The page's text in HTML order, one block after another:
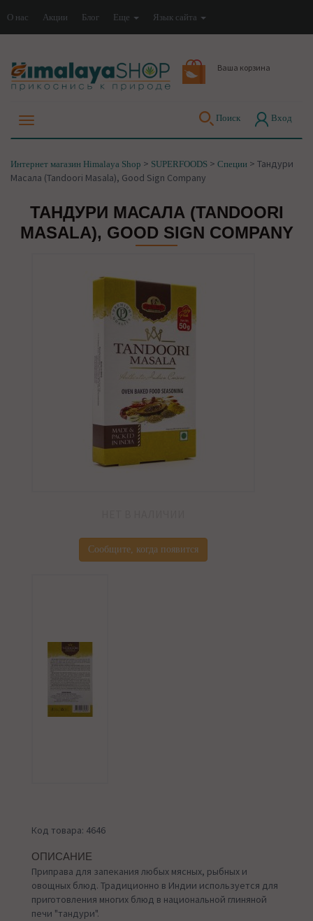
О нас Акции Блог Еще Язык сайта
Ваша корзина
Поиск Вход
Интернет магазин Himalaya Shop > SUPERFOODS > Специи > Тандури
Масала (Tandoori Masala), Good Sign Company
ТАНДУРИ МАСАЛА (TANDOORI
MASALA), GOOD SIGN COMPANY
Сообщите, когда появится
Код товара: 4646
ОПИСАНИЕ
Приправа для запекания любых мясных, рыбных и
овощных блюд. Традиционно в Индии используется для
приготовления многих блюд в национальной глиняной
печи "тандури".